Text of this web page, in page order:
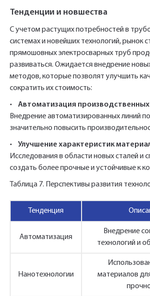
Тенденции и новшества
С учетом растущих потребностей в
системах и новейших технологий, рынок
прямошовных электросварных труб
развиваться. Ожидается внедрение
методов, которые позволят улучшить
сократить их стоимость:
• Автоматизация
Внедрение автоматизированных линий
значительно повысить
• Улучшение характеристик
Исследования в области новых сталей и
создать более прочные и устойчивые к
Таблица 7. Перспективы развития
Тенденция
Автоматизация
Внедрение
технологий и
Нанотехнологии
материалов